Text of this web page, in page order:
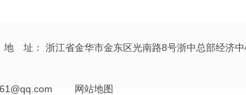
址： 浙江省金华市金东区光南路8号浙中总部经济
网站地图